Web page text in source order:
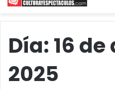
Día: 16
2025